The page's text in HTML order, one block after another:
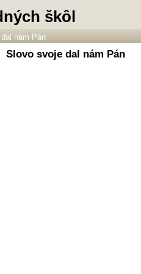
škôl
nám Pán
Slovo svoje dal nám Pán